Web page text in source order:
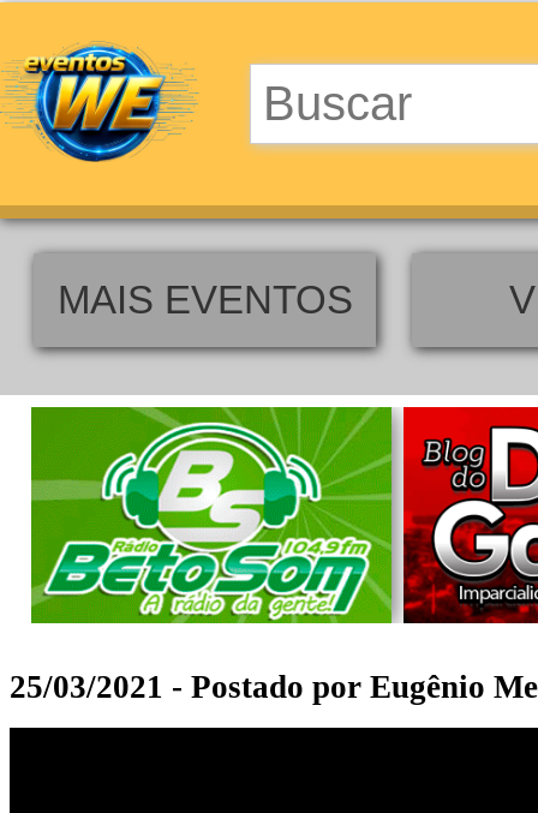
MAIS EVENTOS
25/03/2021 - Postado por Eugênio